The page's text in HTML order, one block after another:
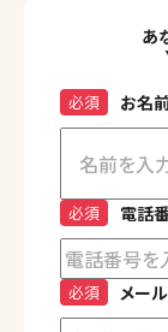
あ
お名
必須
電話
必須
メー
必須